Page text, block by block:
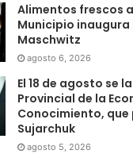
Alimentos frescos
Municipio inaugura
Maschwitz
agosto 6, 2026
El 18 de agosto se
Provincial de la
Conocimiento, que
Sujarchuk
agosto 5, 2026